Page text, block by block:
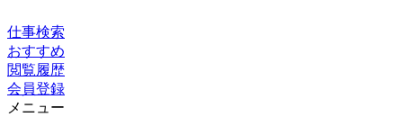
仕事検索
おすすめ
閲覧履歴
会員登録
メニュー